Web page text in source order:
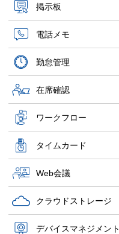
掲示板
電話メモ
勤怠管理
在席確認
ワークフロー
タイムカード
Web会議
クラウドストレージ
デバイスマネジメント